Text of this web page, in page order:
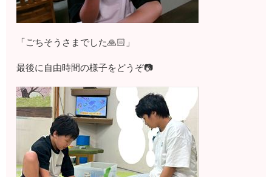
「ごちそうさまでした🙏🏻」
最後に自由時間の様子をどうぞ📷